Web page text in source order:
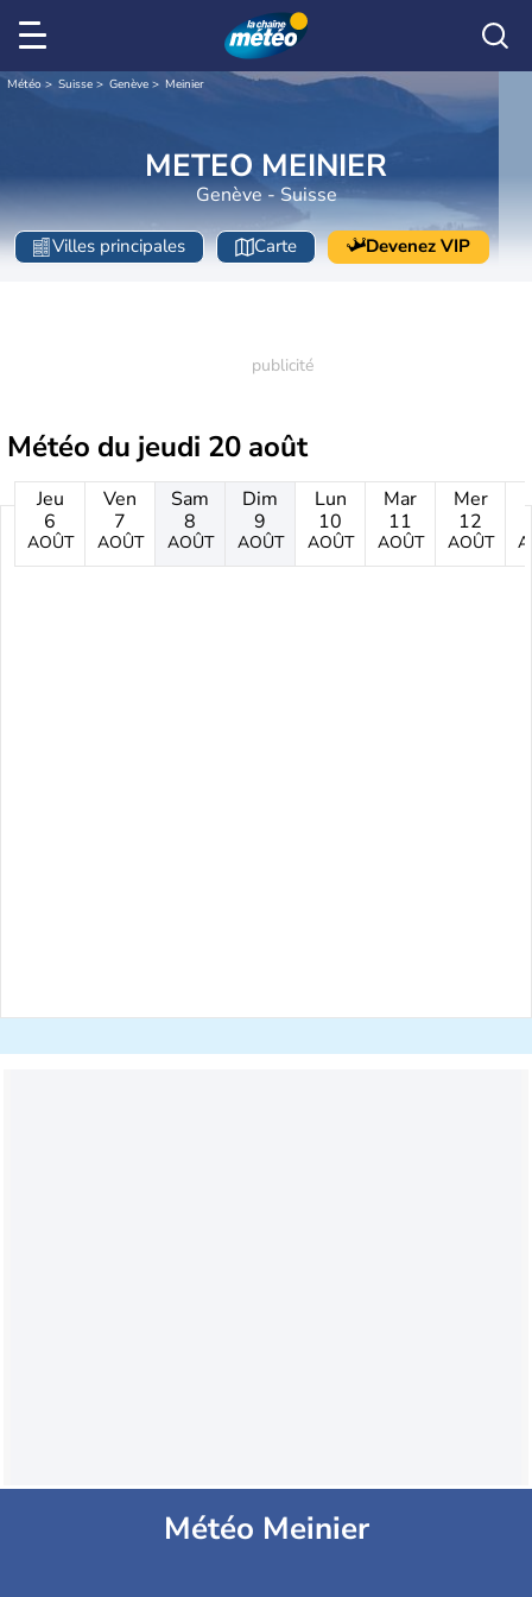
Météo Suisse Genève Meinier
METEO MEINIER
Genève - Suisse
Villes principales Carte Devenez VIP
Météo du jeudi 20 août
Jeu
6
AOÛT
Ven
7
AOÛT
Sam
8
AOÛT
Dim
9
AOÛT
Lun
10
AOÛT
Mar
11
AOÛT
Mer
12
AOÛT
Météo Meinier